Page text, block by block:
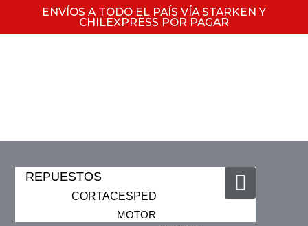
ENVÍOS A TODO EL PAÍS VÍA STARKEN Y
CHILEXPRESS POR PAGAR
REPUESTOS
CORTACESPED
MOTOR